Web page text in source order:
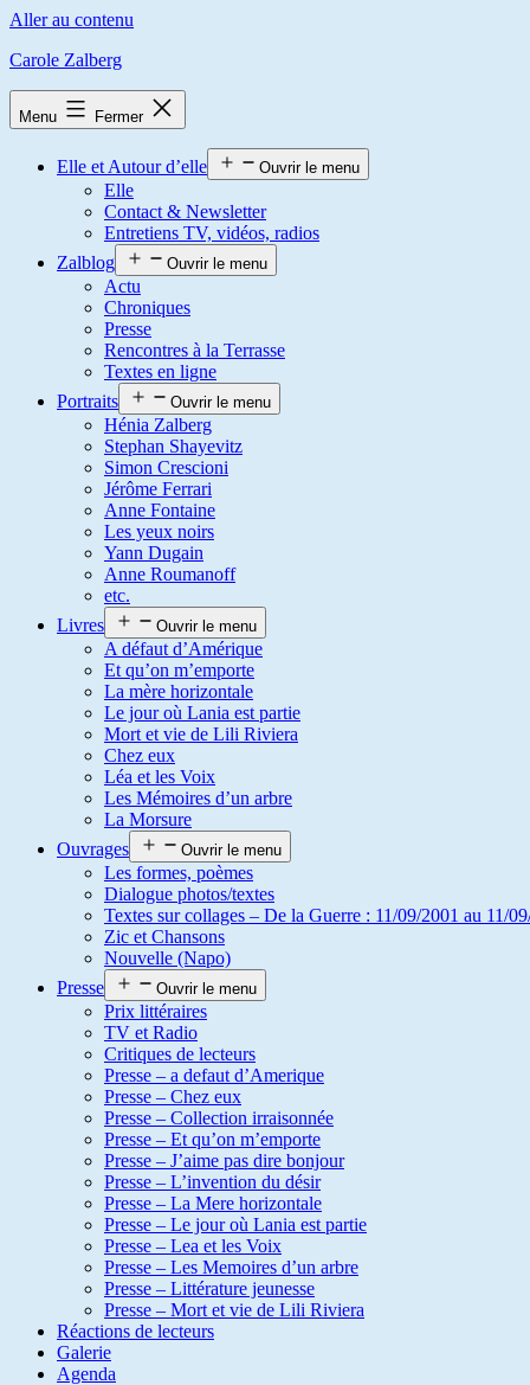
Aller au contenu
Carole Zalberg
Menu Fermer
Elle et Autour d’elle Ouvrir le menu
Elle
Contact & Newsletter
Entretiens TV, vidéos, radios
Zalblog
Ouvrir le menu
Actu
Chroniques
Presse
Rencontres à la Terrasse
Textes en ligne
Portraits
Ouvrir le menu
Hénia Zalberg
Stephan Shayevitz
Simon Crescioni
Jérôme Ferrari
Anne Fontaine
Les yeux noirs
Yann Dugain
Anne Roumanoff
etc.
Livres
Ouvrir le menu
A défaut d’Amérique
Et qu’on m’emporte
La mère horizontale
Le jour où Lania est partie
Mort et vie de Lili Riviera
Chez eux
Léa et les Voix
Les Mémoires d’un arbre
La Morsure
Ouvrages
Ouvrir le menu
Les formes, poèmes
Dialogue photos/textes
Textes sur collages – De la Guerre : 11/09/2001 au 11/
Zic et Chansons
Nouvelle (Napo)
Presse
Ouvrir le menu
Prix littéraires
TV et Radio
Critiques de lecteurs
Presse – a defaut d’Amerique
Presse – Chez eux
Presse – Collection irraisonnée
Presse – Et qu’on m’emporte
Presse – J’aime pas dire bonjour
Presse – L’invention du désir
Presse – La Mere horizontale
Presse – Le jour où Lania est partie
Presse – Lea et les Voix
Presse – Les Memoires d’un arbre
Presse – Littérature jeunesse
Presse – Mort et vie de Lili Riviera
Réactions de lecteurs
Galerie
Agenda